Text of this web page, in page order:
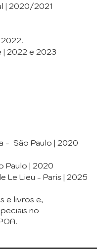
| 2020/2021
| 2022 e 2023
- São Paulo | 2020
Paulo | 2020
Le Lieu - Paris | 2025
e livros e,
no